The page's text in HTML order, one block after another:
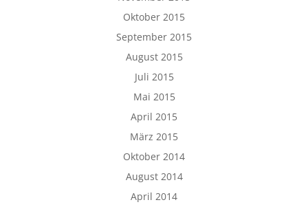
Oktober 2015
September 2015
August 2015
Juli 2015
Mai 2015
April 2015
März 2015
Oktober 2014
August 2014
April 2014